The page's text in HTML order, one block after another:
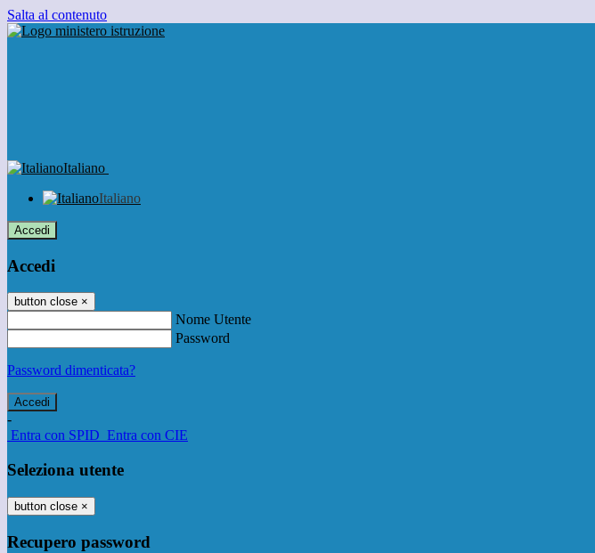
Salta al contenuto
Italiano
Italiano
Accedi
Accedi
button close ×
Nome Utente
Password
Password dimenticata?
-
Entra con SPID Entra con CIE
Seleziona utente
button close ×
Recupero password